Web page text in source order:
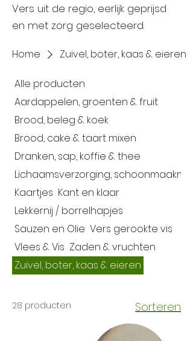
Vers uit de regio, eerlijk geprijsd
en met zorg geselecteerd.
Home Zuivel, boter, kaas & eieren
Alle producten
Aardappelen, groenten & fruit
Brood, beleg & koek
Brood, cake & taart mixen
Dranken, sap, koffie & thee
Lichaamsverzorging,
Kaartjes Kant en klaar
Lekkernij / borrelhapjes
Sauzen en Olie Vers gerookte vis
Vlees & Vis Zaden & vruchten
Zuivel, boter, kaas & eieren
28 producten Sorteren